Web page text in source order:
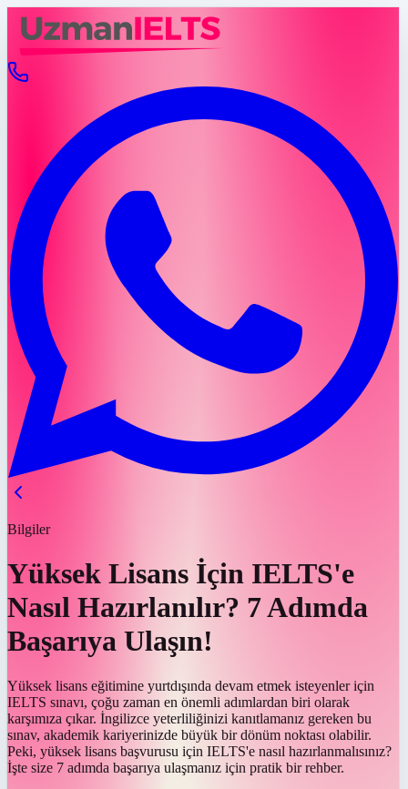
Bilgiler
Yüksek Lisans İçin IELTS'e
Nasıl Hazırlanılır? 7 Adımda
Başarıya Ulaşın!
Yüksek lisans eğitimine yurtdışında devam etmek isteyenler için
IELTS sınavı, çoğu zaman en önemli adımlardan biri olarak
karşımıza çıkar. İngilizce yeterliliğinizi kanıtlamanız gereken bu
sınav, akademik kariyerinizde büyük bir dönüm noktası olabilir.
Peki, yüksek lisans başvurusu için IELTS'e nasıl hazırlanmalısınız?
İşte size 7 adımda başarıya ulaşmanız için pratik bir rehber.